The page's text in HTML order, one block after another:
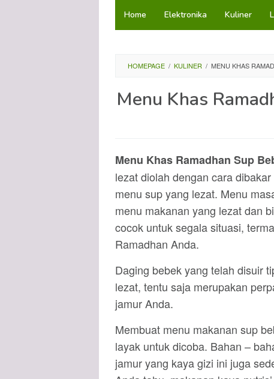
LoncatHome Elektronika Kuliner
HOMEPAGE / KULINER / MENU KHAS
Menu Khas
Menu Khas Ramadhan Sup
lezat diolah dengan cara
menu sup yang lezat. Menu
menu makanan yang lezat dan
cocok untuk segala situasi,
Ramadhan Anda.
Daging bebek yang telah disuir
lezat, tentu saja merupakan
jamur Anda.
Membuat menu makanan sup
layak untuk dicoba. Bahan –
jamur yang kaya gizi ini juga